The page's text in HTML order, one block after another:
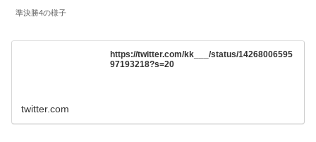
準決勝4の様子
https://twitter.com/kk___/status/14268006595
97193218?s=20
twitter.com